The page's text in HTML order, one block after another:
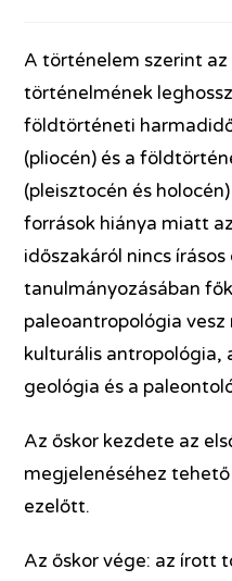
A történelem szerint az
történelmének
földtörténeti
(pliocén) és a
(pleisztocén és
források hiánya miatt
időszakáról nincs
tanulmányozásában
paleoantropológia
kulturális antropológia,
geológia és a
Az őskor kezdete az
megjelenéséhez
ezelőtt.
Az őskor vége: az írott